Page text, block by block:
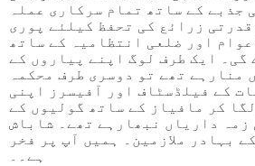
جذبے کے ساتھ تمام سرکاری عملہ
زرائع کی تحفظ کیلئے پوری
اور ضلعی انتظامیہ کے ساتھ
گی۔ ایک طرف لوگ اپنے پیاروں کے
منارہے تھے تو دوسری طرف محکمہ
کے فیلڈسٹاف اور آفیسرز اپنی
کر مافیاز کے ساتھ گولیوں کے
زمہ داریاں نبھارہے تھے۔ شاباش
بہادر ملازمین۔ ہمیں آپ پر فخر
ہے۔۔